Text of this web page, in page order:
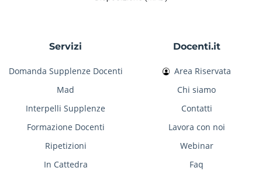
Servizi
Domanda Supplenze Docenti
Mad
Interpelli Supplenze
Formazione Docenti
Ripetizioni
In Cattedra
Docenti.it
Area Riservata
Chi siamo
Contatti
Lavora con noi
Webinar
Faq